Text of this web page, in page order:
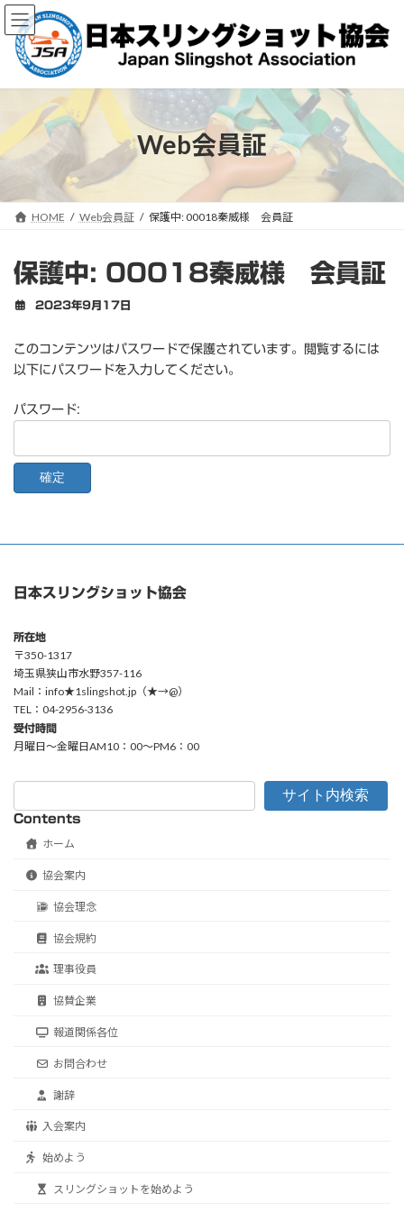
コ
ン
キ
ッ
ナ
ビ
に
移
Web会員証
HOME Web会員証 保護中: 00018秦威様 会員証
保護中: 00018秦威様 会員証
2023年9月17日
このコンテンツはパスワードで保護されています。閲覧するには
以下にパスワードを入力してください。
パスワード:
日本スリングショット協会
所在地
〒350-1317
埼玉県狭山市水野357-116
Mail：info★1slingshot.jp（★→@）
TEL：04-2956-3136
受付時間
月曜日〜金曜日AM10：00〜PM6：00
サイト内検索
Contents
ホーム
協会案内
協会理念
協会規約
理事役員
協賛企業
報道関係各位
お問合わせ
謝辞
入会案内
始めよう
スリングショットを始めよう